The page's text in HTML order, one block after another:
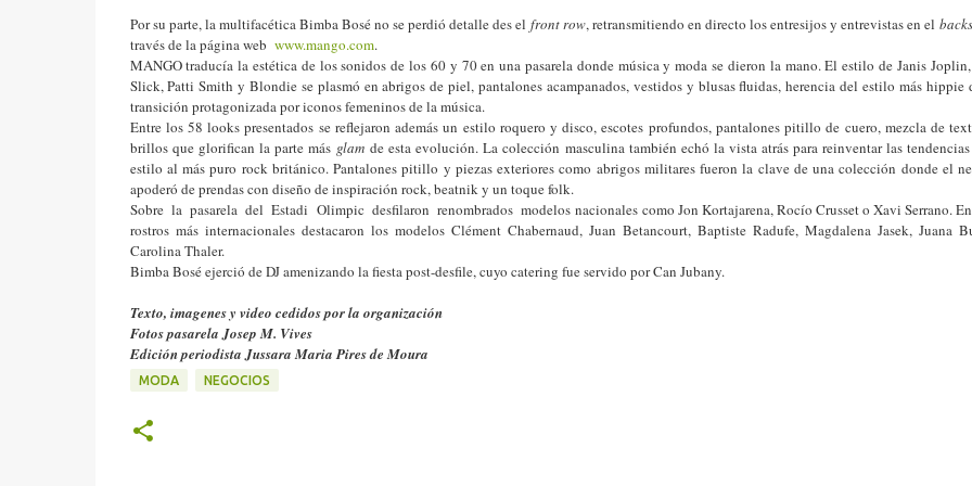
Por su parte, la multifacética Bimba Bosé no se perdió detalle des el front row, retransmitiendo en directo los entresijos y entrevistas en el
través de la página web www.mango.com.
MANGO traducía la estética de los sonidos de los 60 y 70 en una pasarela donde música y moda se dieron la mano. El estilo de Janis Joplin,
Slick, Patti Smith y Blondie se plasmó en abrigos de piel, pantalones acampanados, vestidos y blusas fluidas, herencia del estilo más hippie
transición protagonizada por iconos femeninos de la música.
Entre los 58 looks presentados se reflejaron además un estilo roquero y disco, escotes profundos, pantalones pitillo de cuero, mezcla de
brillos que glorifican la parte más glamde esta evolución. La colección masculina también echó la vista atrás para reinventar las
estilo al más puro rock británico. Pantalones pitillo y piezas exteriores como abrigos militares fueron la clave de una colección donde el
apoderó de prendas con diseño de inspiración rock, beatnik y un toque folk.
Sobre la pasarela del Estadi Olimpic desfilaron renombrados modelos nacionales como Jon Kortajarena, Rocío Crusset o Xavi Serrano.
rostros más internacionales destacaron los modelos Clément Chabernaud, Juan Betancourt, Baptiste Radufe, Magdalena Jasek, Juana
Carolina Thaler.
Bimba Bosé ejerció de DJ amenizando la fiesta post-desfile, cuyo catering fue servido por Can Jubany.
Texto, imagenes y video cedidos por la organización
Fotos pasarela Josep M. Vives
Edición periodista Jussara Maria Pires de Moura
MODA NEGOCIOS